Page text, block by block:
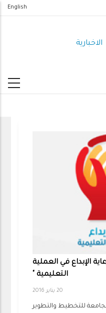
English
الاخبارية
الإبداع في العملية
التعليمية "
20 يناير 2016
للتخطيط والتطوير